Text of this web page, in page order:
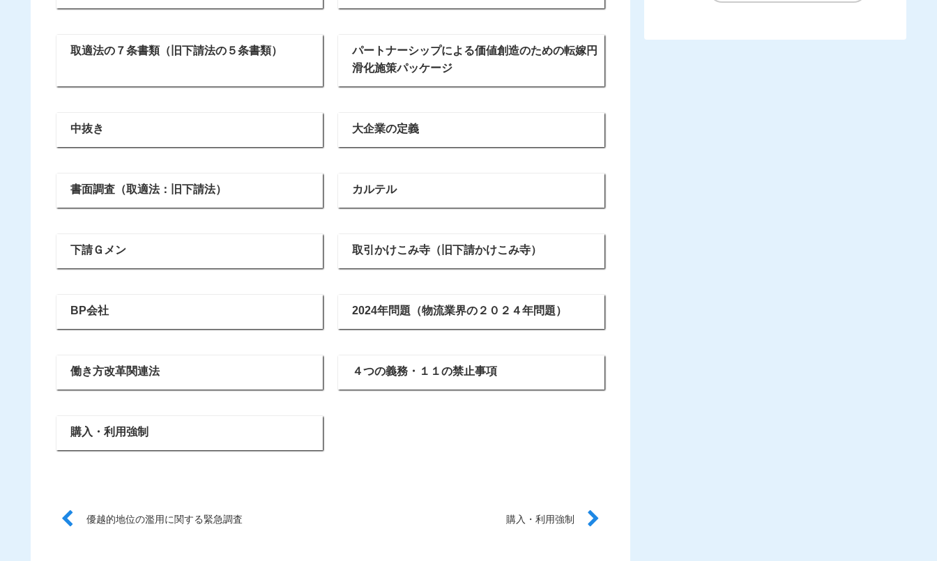
取適法の７条書類（旧下請法の５条書類）
パートナーシップによる価値創造のための転嫁円
滑化施策パッケージ
中抜き 大企業の定義
書面調査（取適法：旧下請法） カルテル
下請Ｇメン 取引かけこみ寺（旧下請かけこみ寺）
BP会社 2024年問題（物流業界の２０２４年問題）
働き方改革関連法 ４つの義務・１１の禁止事項
購入・利用強制
優越的地位の濫用に関する緊急調査 購入・利用強制